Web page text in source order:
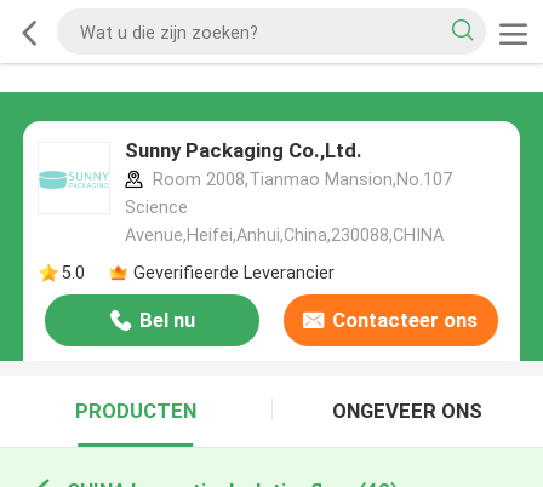
Sunny Packaging Co.,Ltd.
Room 2008,Tianmao Mansion,No.107
Science
Avenue,Heifei,Anhui,China,230088,CHINA
5.0
Geverifieerde Leverancier
Bel nu Contacteer ons
PRODUCTEN ONGEVEER ONS